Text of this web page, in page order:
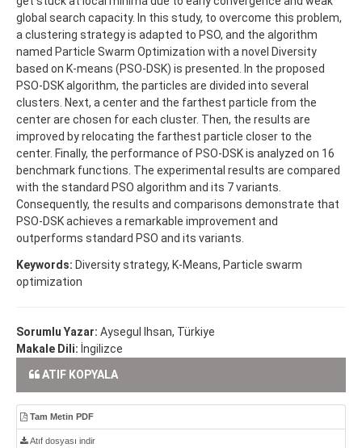
global search capacity. In this study, to overcome this problem,
a clustering strategy is adapted to PSO, and the algorithm
named Particle Swarm Optimization with a novel Diversity
based on K-means (PSO-DSK) is presented. In the proposed
PSO-DSK algorithm, the particles are divided into several
clusters. Next, a center and the farthest particle from the
center are chosen for each cluster. Then, the results are
improved by relocating the farthest particle closer to the
center. Finally, the performance of PSO-DSK is analyzed on 16
benchmark functions. The experimental results are compared
with the standard PSO algorithm and its 7 variants.
Consequently, the results and comparisons demonstrate that
PSO-DSK achieves a remarkable improvement and
outperforms standard PSO and its variants.
Keywords: Diversity strategy, K-Means, Particle swarm
optimization
Sorumlu Yazar: Aysegul Ihsan, Türkiye
Makale Dili: İngilizce
ATIF KOPYALA
Tam Metin PDF
Atıf dosyası indir